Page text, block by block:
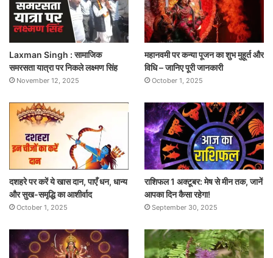
Laxman Singh : सामाजिक
समरसता यात्रा पर निकले लक्ष्मण सिंह
November 12, 2025
महानवमी पर कन्या पूजन का शुभ मुहूर्त और
विधि – जानिए पूरी जानकारी
October 1, 2025
दशहरे पर करें ये खास दान, पाएँ धन, धान्य
और सुख-समृद्धि का आशीर्वाद
October 1, 2025
राशिफल 1 अक्टूबर: मेष से मीन तक, जानें
आपका दिन कैसा रहेगा!
September 30, 2025